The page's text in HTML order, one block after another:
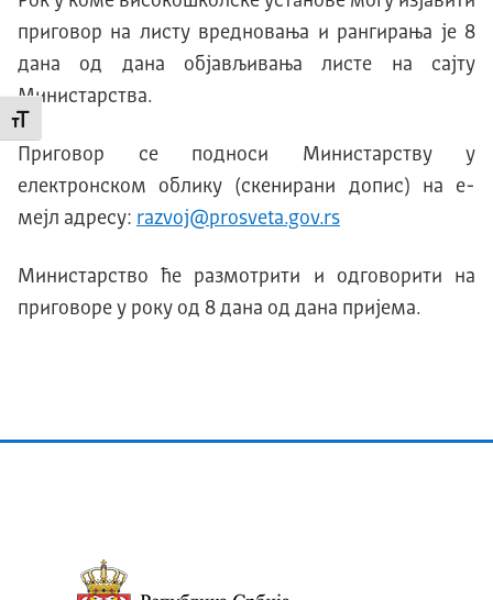
Промени величину слова
приговор на листу вредновања и рангирања је 8
дана од дана објављивања листе на сајту
Министарства.
Приговор се подноси Министарству у
електронском облику (скенирани допис) на е-
мејл адресу: razvoj@prosveta.gov.rs
Министарство ће размотрити и одговорити на
приговоре у року од 8 дана од дана пријема.